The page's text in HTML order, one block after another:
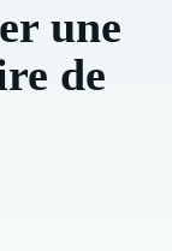
une
de